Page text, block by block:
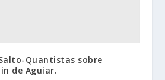
Quantistas sobre
de Aguiar.